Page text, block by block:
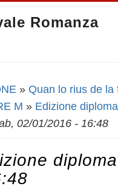
Romanza
» Quan lo rius de la
M » Edizione
02/01/2016 - 16:48